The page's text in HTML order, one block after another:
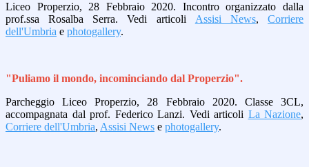
Liceo Properzio, 28 Febbraio 2020. Incontro organizzato dalla
prof.ssa Rosalba Serra. Vedi articoli Assisi News,Corriere
dell'Umbria e photogallery.
"Puliamo il mondo, incominciando dal Properzio".
Parcheggio Liceo Properzio, 28 Febbraio 2020. Classe 3CL,
accompagnata dal prof. Federico Lanzi. Vedi articoli La Nazione,
Corriere dell'Umbria, Assisi News e photogallery.